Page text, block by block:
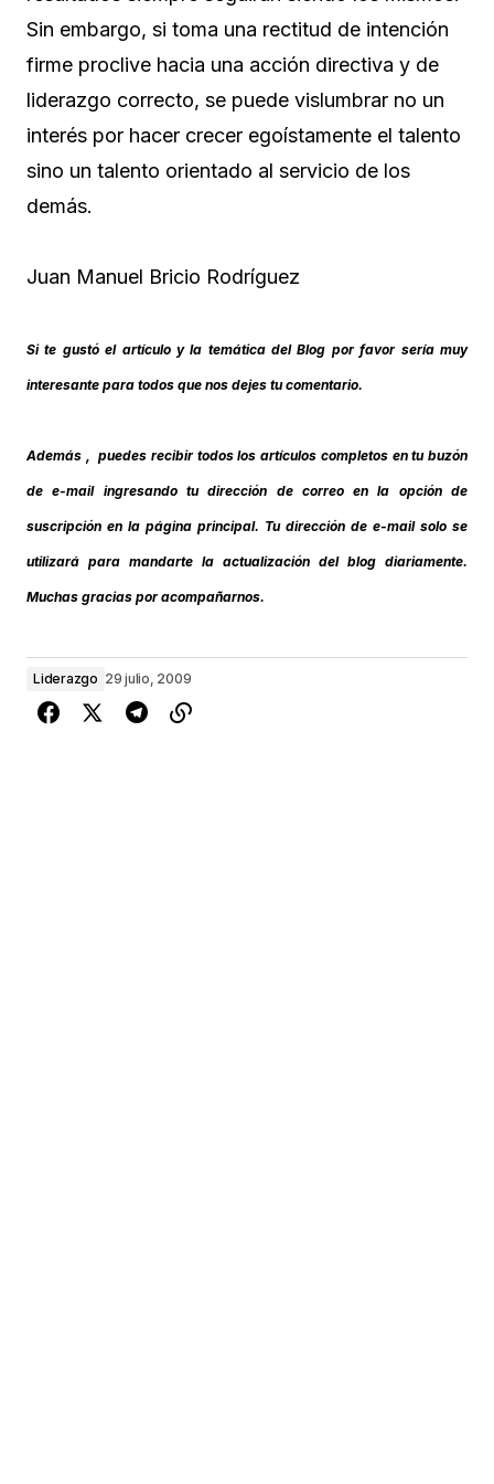
Sin embargo, si toma una rectitud de intención
firme proclive hacia una acción directiva y de
liderazgo correcto, se puede vislumbrar no un
interés por hacer crecer egoístamente el talento
sino un talento orientado al servicio de los
demás.
Juan Manuel Bricio Rodríguez
Si te gustó el artículo y la temática del Blog por favor sería muy
interesante para todos que nos dejes tu comentario.
Además , puedes recibir todos los artículos completos en tu buzón
de e-mail ingresando tu dirección de correo en la opción de
suscripción en la página principal. Tu dirección de e-mail solo se
utilizará para mandarte la actualización del blog diariamente.
Muchas gracias por acompañarnos.
Liderazgo 29 julio, 2009